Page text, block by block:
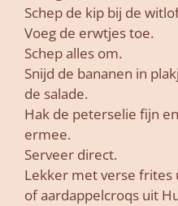
Schep de kip bij de
Voeg de erwtjes toe.
Schep alles om.
Snijd de bananen in
de salade.
Hak de peterselie fijn
ermee.
Serveer direct.
Lekker met verse frites
of aardappelcroqs uit